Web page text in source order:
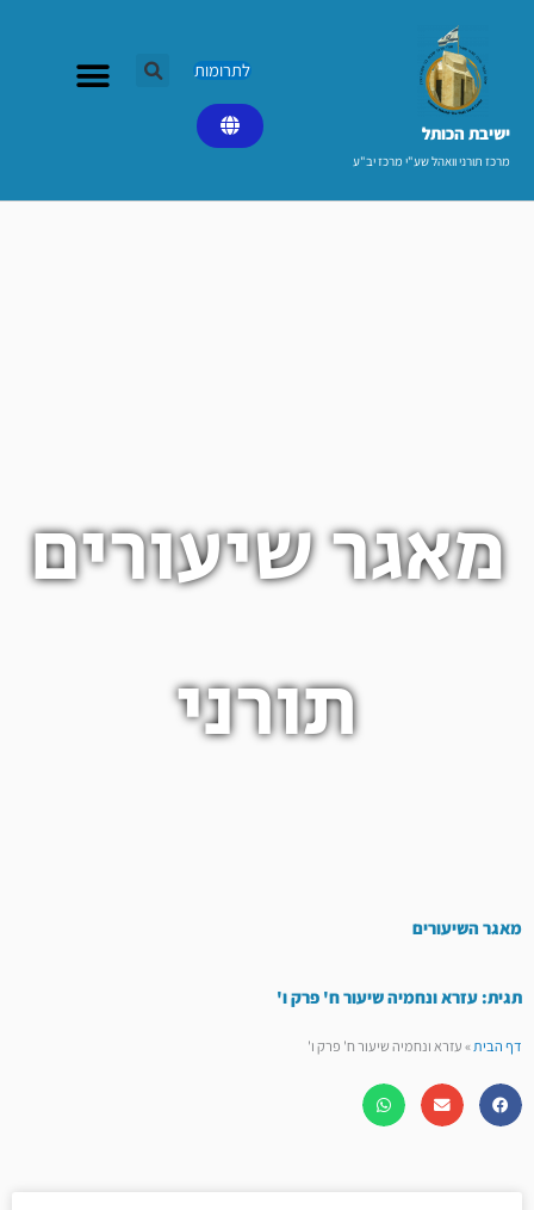
ישיבת הכותל​
מרכז תורני וואהל שע"י מרכז יב"ע
לתרומות
מאגר שיעורים
תורני
מאגר השיעורים
תגית: עזרא ונחמיה שיעור ח' פרק ו'
דף הבית»עזרא ונחמיה שיעור ח' פרק ו'